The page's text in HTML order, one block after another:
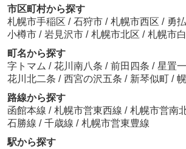
市区町村から探す
札幌市手稲区 / 石狩市 / 札幌市西区 / 勇
小樽市 / 岩見沢市 / 札幌市北区 / 札幌市
町名から探す
字トマム / 花川南八条 / 前田四条 / 星置
花川北二条 / 西宮の沢五条 / 新琴似町 /
路線から探す
函館本線 / 札幌市営東西線 / 札幌市営南
石勝線 / 千歳線 / 札幌市営東豊線
駅から探す